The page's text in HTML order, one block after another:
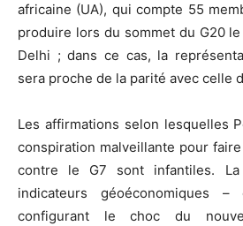
africaine (UA), qui compte 55
produire lors du sommet du G20
Delhi ; dans ce cas, la
sera proche de la parité avec celle
Les affirmations selon lesquelles
conspiration malveillante pour
contre le G7 sont infantiles.
indicateurs géoéconomiques
configurant le choc du